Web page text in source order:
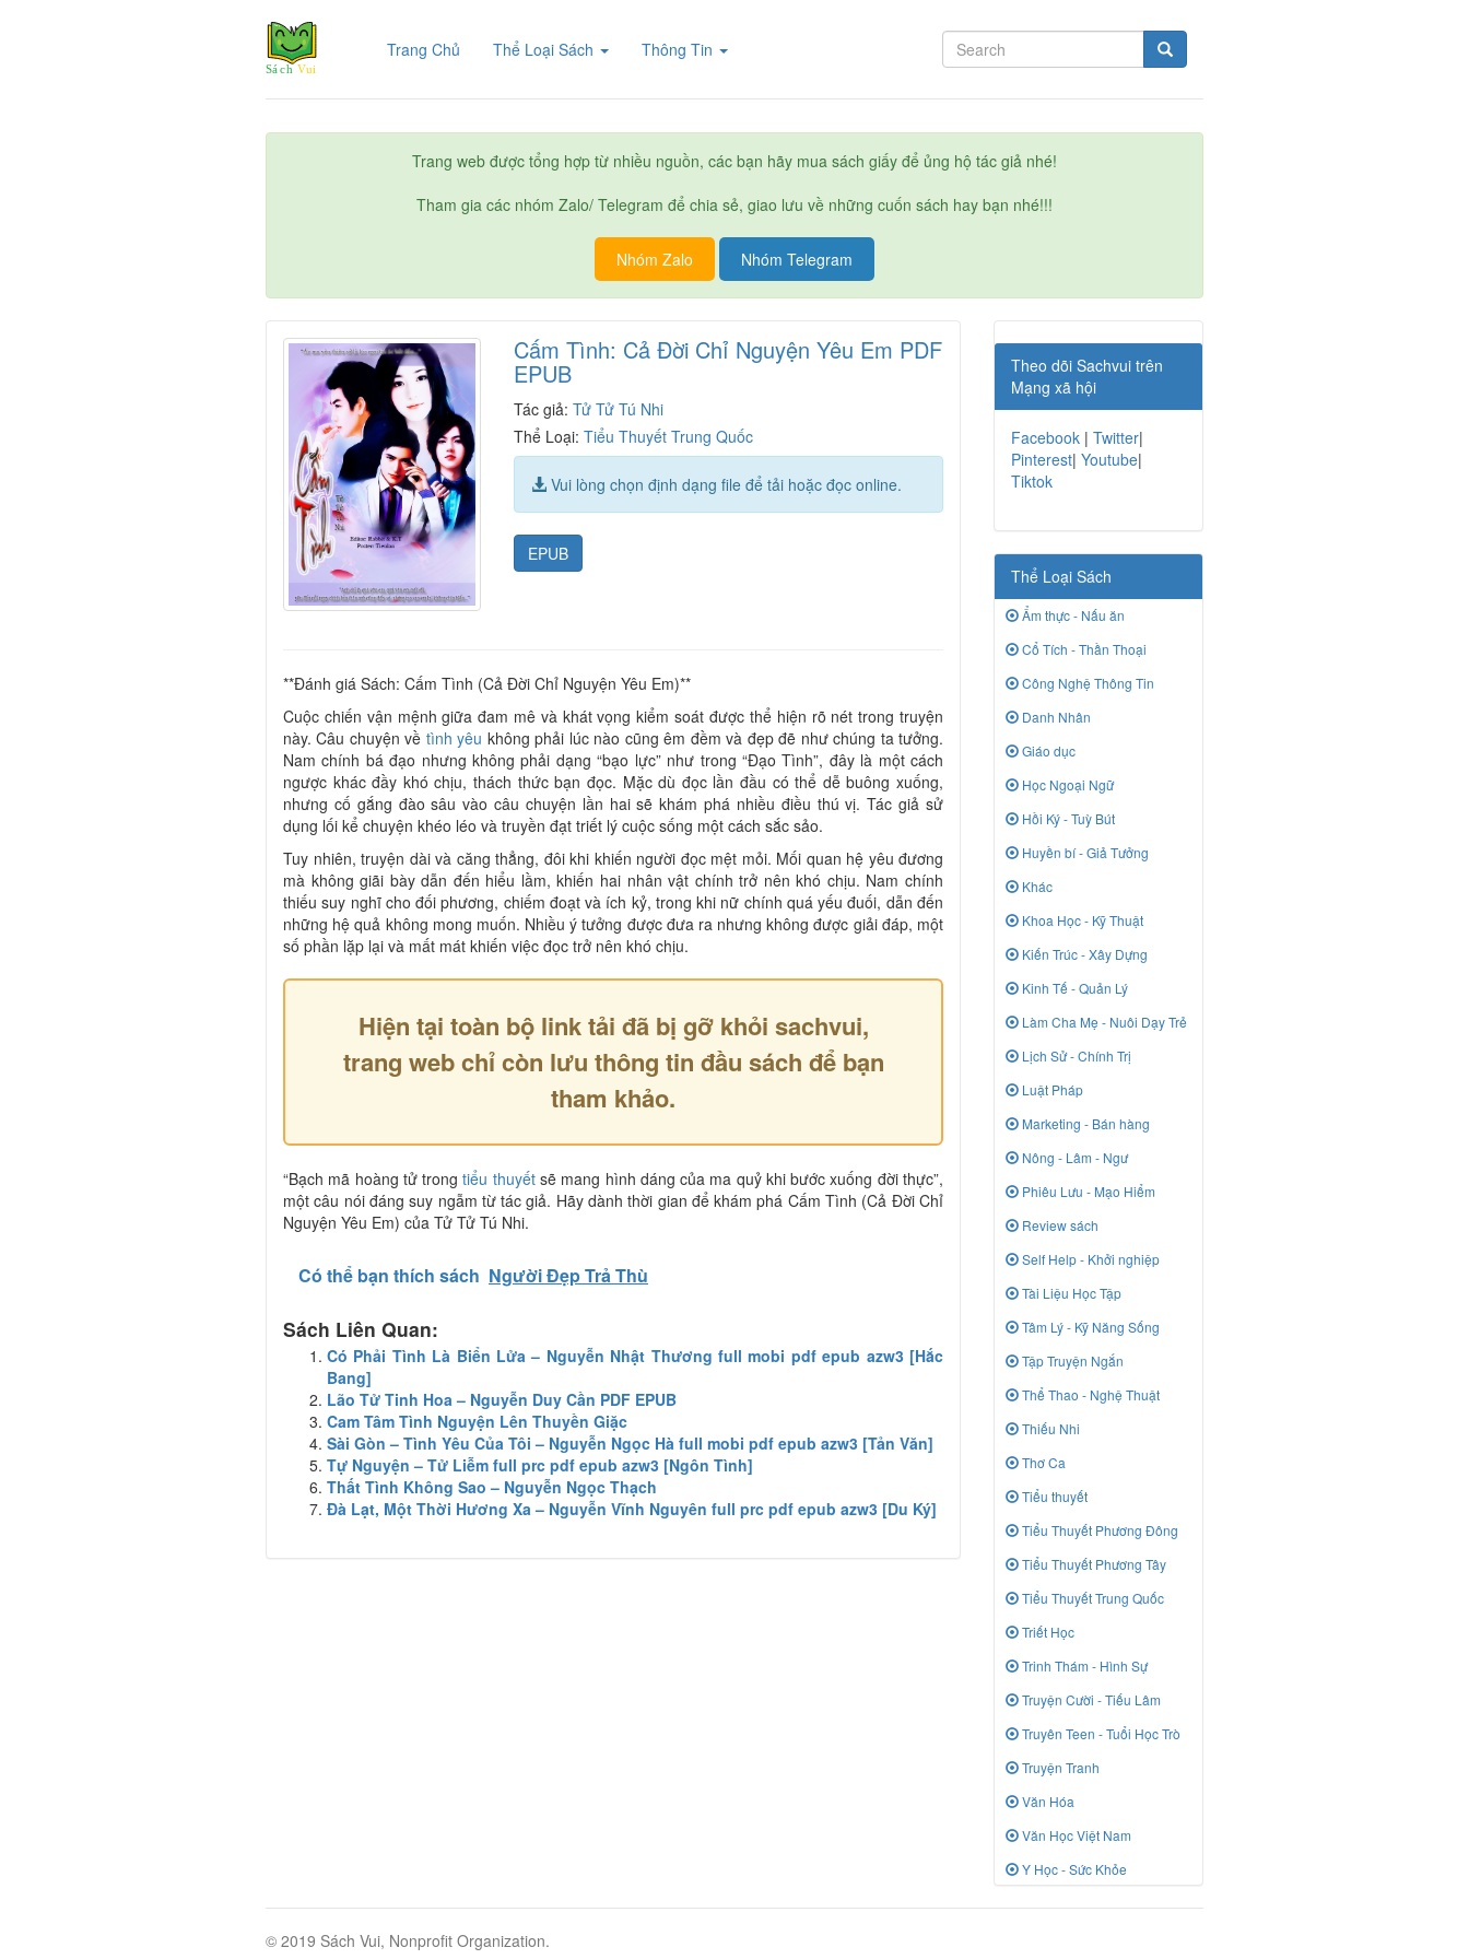
Trang Chủ (current)Thể Loại Sách Thông Tin
Trang web được tổng hợp từ nhiều nguồn, các bạn hãy mua sách giấy để ủng hộ tác giả nhé!
Tham gia các nhóm Zalo/ Telegram để chia sẻ, giao lưu về những cuốn sách hay bạn nhé!!!
Nhóm Zalo Nhóm Telegram
Cấm Tình: Cả Đời Chỉ Nguyện Yêu Em PDF
EPUB
Tác giả:Tử Tử Tú Nhi
Thể Loại:Tiểu Thuyết Trung Quốc
Vui lòng chọn định dạng file để tải hoặc đọc online.
EPUB
**Đánh giá Sách: Cấm Tình (Cả Đời Chỉ Nguyện Yêu Em)**
Cuộc chiến vận mệnh giữa đam mê và khát vọng kiểm soát được thể hiện rõ nét trong truyện
này. Câu chuyện về tình yêu không phải lúc nào cũng êm đềm và đẹp đẽ như chúng ta tưởng.
Nam chính bá đạo nhưng không phải dạng “bạo lực” như trong “Đạo Tình”, đây là một cách
ngược khác đầy khó chịu, thách thức bạn đọc. Mặc dù đọc lần đầu có thể dễ buông xuống,
nhưng cố gắng đào sâu vào câu chuyện lần hai sẽ khám phá nhiều điều thú vị. Tác giả sử
dụng lối kể chuyện khéo léo và truyền đạt triết lý cuộc sống một cách sắc sảo.
Tuy nhiên, truyện dài và căng thẳng, đôi khi khiến người đọc mệt mỏi. Mối quan hệ yêu đương
mà không giãi bày dẫn đến hiểu lầm, khiến hai nhân vật chính trở nên khó chịu. Nam chính
thiếu suy nghĩ cho đối phương, chiếm đoạt và ích kỷ, trong khi nữ chính quá yếu đuối, dẫn đến
những hệ quả không mong muốn. Nhiều ý tưởng được đưa ra nhưng không được giải đáp, một
số phần lặp lại và mất mát khiến việc đọc trở nên khó chịu.
Hiện tại toàn bộ link tải đã bị gỡ khỏi sachvui,
trang web chỉ còn lưu thông tin đầu sách để bạn
tham khảo.
“Bạch mã hoàng tử trongtiểu thuyếtsẽ mang hình dáng của ma quỷ khi bước xuống đời thực”,
một câu nói đáng suy ngẫm từ tác giả. Hãy dành thời gian để khám phá Cấm Tình (Cả Đời Chỉ
Nguyện Yêu Em) của Tử Tử Tú Nhi.
Có thể bạn thích sách Người Đẹp Trả Thù
Sách Liên Quan:
Có Phải Tình Là Biển Lửa – Nguyễn Nhật Thương full mobi pdf epub azw3 [Hắc
Bang]
Lão Tử Tinh Hoa – Nguyễn Duy Cần PDF EPUB
Cam Tâm Tình Nguyện Lên Thuyền Giặc
Sài Gòn – Tình Yêu Của Tôi – Nguyễn Ngọc Hà full mobi pdf epub azw3 [Tản Văn]
Tự Nguyện – Tử Liễm full prc pdf epub azw3 [Ngôn Tình]
Thất Tình Không Sao – Nguyễn Ngọc Thạch
Đà Lạt, Một Thời Hương Xa – Nguyễn Vĩnh Nguyên full prc pdf epub azw3 [Du Ký]
Theo dõi Sachvui trên
Mạng xã hội
Facebook | Twitter|
Pinterest| Youtube|
Tiktok
Thể Loại Sách
Ẩm thực - Nấu ăn
Cổ Tích - Thần Thoại
Công Nghệ Thông Tin
Danh Nhân
Giáo dục
Học Ngoại Ngữ
Hồi Ký - Tuỳ Bút
Huyền bí - Giả Tưởng
Khác
Khoa Học - Kỹ Thuật
Kiến Trúc - Xây Dựng
Kinh Tế - Quản Lý
Làm Cha Mẹ - Nuôi Dạy Trẻ
Lịch Sử - Chính Trị
Luật Pháp
Marketing - Bán hàng
Nông - Lâm - Ngư
Phiêu Lưu - Mạo Hiểm
Review sách
Self Help - Khởi nghiệp
Tài Liệu Học Tập
Tâm Lý - Kỹ Năng Sống
Tập Truyện Ngắn
Thể Thao - Nghệ Thuật
Thiếu Nhi
Thơ Ca
Tiểu thuyết
Tiểu Thuyết Phương Đông
Tiểu Thuyết Phương Tây
Tiểu Thuyết Trung Quốc
Triết Học
Trinh Thám - Hình Sự
Truyện Cười - Tiếu Lâm
Truyên Teen - Tuổi Học Trò
Truyện Tranh
Văn Hóa
Văn Học Việt Nam
Y Học - Sức Khỏe
© 2019 Sách Vui, Nonprofit Organization.